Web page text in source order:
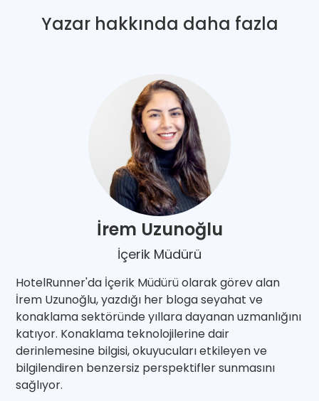
Yazar hakkında daha fazla
İrem Uzunoğlu
İçerik Müdürü
HotelRunner'da İçerik Müdürü olarak görev alan
İrem Uzunoğlu, yazdığı her bloga seyahat ve
konaklama sektöründe yıllara dayanan uzmanlığını
katıyor. Konaklama teknolojilerine dair
derinlemesine bilgisi, okuyucuları etkileyen ve
bilgilendiren benzersiz perspektifler sunmasını
sağlıyor.